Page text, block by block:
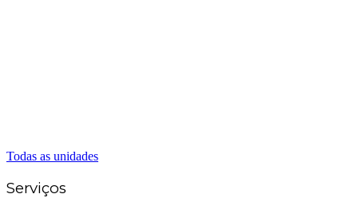
Todas as unidades
Serviços